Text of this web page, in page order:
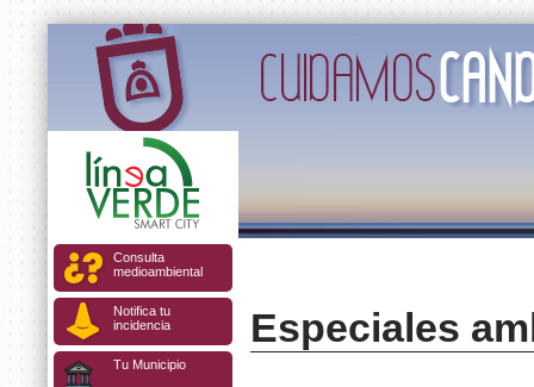
Consulta
medioambiental
Notifica tu
incidencia
Tu Municipio
Especiales